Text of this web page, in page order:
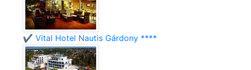
✔️ Vital Hotel Nautis Gárdony ****